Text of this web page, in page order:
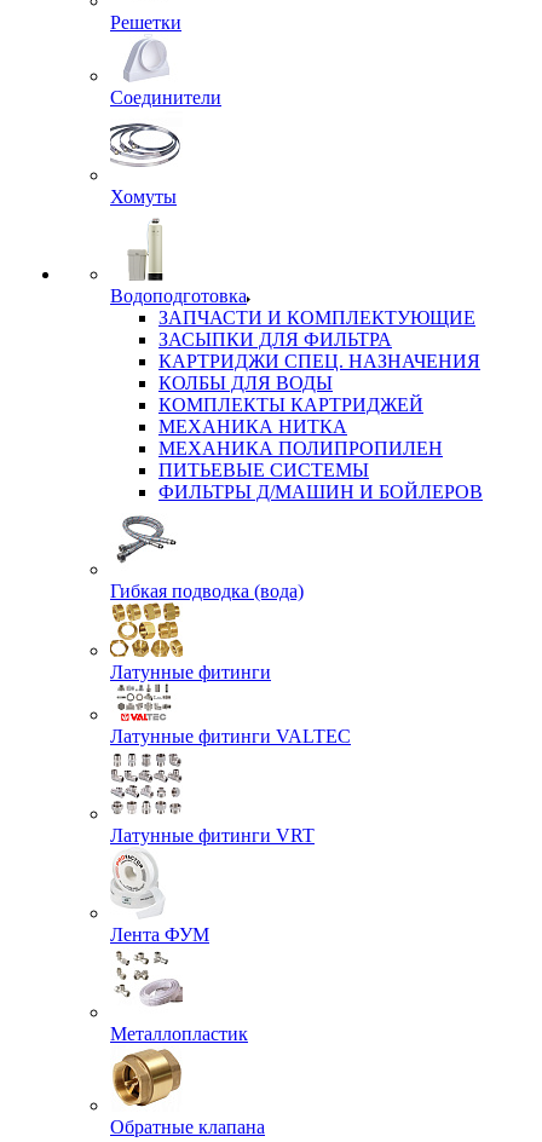
Решетки
Соединители
Хомуты
Водоподготовка
ЗАПЧАСТИ И КОМПЛЕКТУЮЩИЕ
ЗАСЫПКИ ДЛЯ ФИЛЬТРА
КАРТРИДЖИ СПЕЦ. НАЗНАЧЕНИЯ
КОЛБЫ ДЛЯ ВОДЫ
КОМПЛЕКТЫ КАРТРИДЖЕЙ
МЕХАНИКА НИТКА
МЕХАНИКА ПОЛИПРОПИЛЕН
ПИТЬЕВЫЕ СИСТЕМЫ
ФИЛЬТРЫ Д/МАШИН И БОЙЛЕРОВ
Гибкая подводка (вода)
Латунные фитинги
Латунные фитинги VALTEC
Латунные фитинги VRT
Лента ФУМ
Металлопластик
Обратные клапана